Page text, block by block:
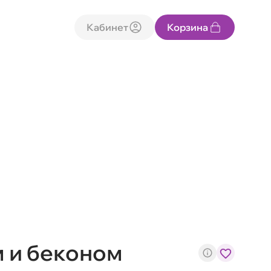
Кабинет Корзина
и беконом